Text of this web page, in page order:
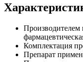
Производителем
Комплектация
Препарат